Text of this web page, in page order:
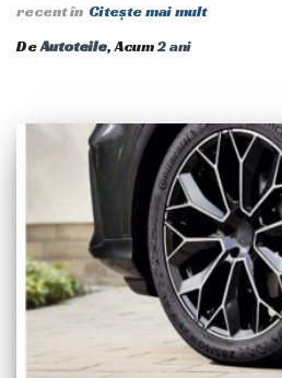
recent în Citește mai mult
DeAutoteile, Acum2 ani